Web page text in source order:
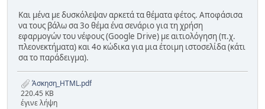
Και μένα με δυσκόλεψαν αρκετά τα θέματα φέτος. Αποφάσισα
να τους βάλω σα 3ο θέμα ένα σενάριο για τη χρήση
εφαρμογών του νέφους (Google Drive) με αιτιολόγηση (π.χ.
πλεονεκτήματα) και 4ο κώδικα για μια έτοιμη ιστοσελίδα (κάτι
σα το παράδειγμα).
Άσκηση_HTML.pdf
220.45 KB
έγινε λήψη